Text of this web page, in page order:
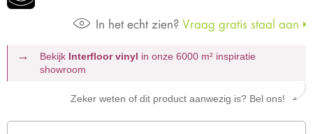
In het echt zien? Vraag gratis staal aan
Bekijk Interfloor vinyl in onze 6000 m² inspiratie
showroom
Zeker weten of dit product aanwezig is? Bel ons!